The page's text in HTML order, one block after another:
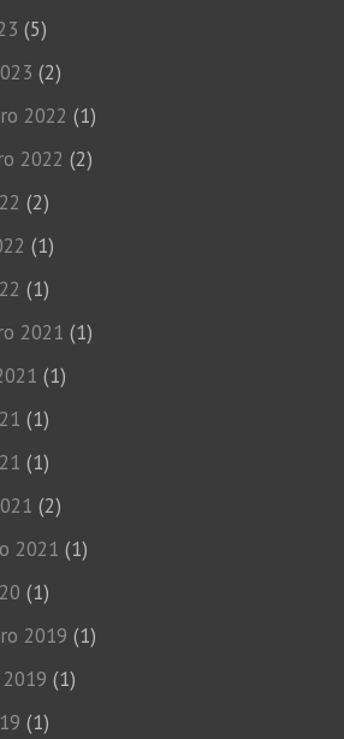
(5)
(2)
2022 (1)
2022 (2)
(2)
(1)
(1)
2021 (1)
(1)
(1)
(1)
(2)
2021 (1)
(1)
2019 (1)
(1)
(1)